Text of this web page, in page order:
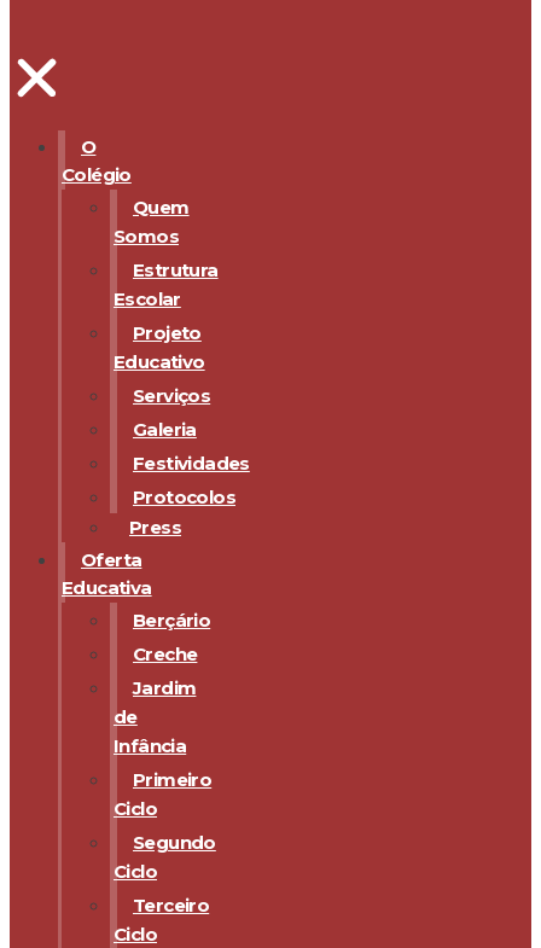
O
Colégio
Quem
Somos
Estrutura
Escolar
Projeto
Educativo
Serviços
Galeria
Festividades
Protocolos
Press
Oferta
Educativa
Berçário
Creche
Jardim
de
Infância
Primeiro
Ciclo
Segundo
Ciclo
Terceiro
Ciclo